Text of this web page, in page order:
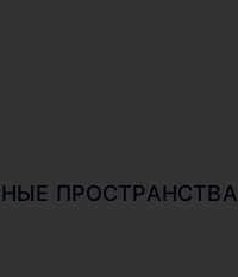
ПРОСТРАНСТВА